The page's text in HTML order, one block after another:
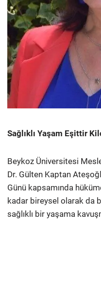
Sağlıklı Yaşam Eşittir
Beykoz Üniversitesi
Dr. Gülten Kaptan
Günü kapsamında
kadar bireysel olarak da
sağlıklı bir yaşama